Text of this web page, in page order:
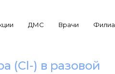
ДМС Врачи
(Cl-) в разовой